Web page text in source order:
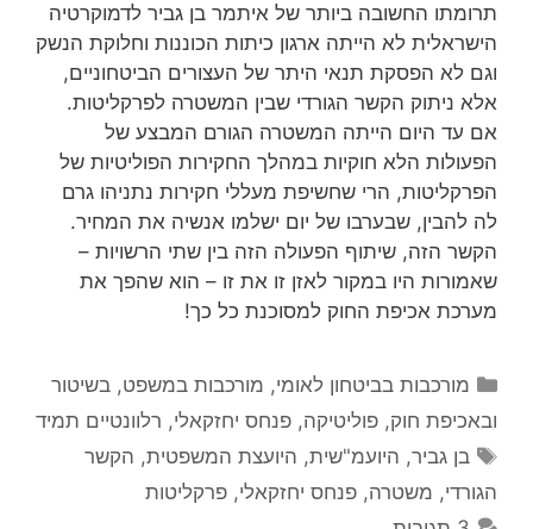
תרומתו החשובה ביותר של איתמר בן גביר לדמוקרטיה
הישראלית לא הייתה ארגון כיתות הכוננות וחלוקת הנשק
וגם לא הפסקת תנאי היתר של העצורים הביטחוניים,
אלא ניתוק הקשר הגורדי שבין המשטרה לפרקליטות.
אם עד היום הייתה המשטרה הגורם המבצע של
הפעולות הלא חוקיות במהלך החקירות הפוליטיות של
הפרקליטות, הרי שחשיפת מעללי חקירות נתניהו גרם
לה להבין, שבערבו של יום ישלמו אנשיה את המחיר.
הקשר הזה, שיתוף הפעולה הזה בין שתי הרשויות –
שאמורות היו במקור לאזן זו את זו – הוא שהפך את
מערכת אכיפת החוק למסוכנת כל כך!
קטגוריות
מורכבות בביטחון לאומי, מורכבות במשפט, בשיטור
ובאכיפת חוק, פוליטיקה, פנחס יחזקאלי, רלוונטיים תמיד
תגיות
בן גביר, היועמ"שית, היועצת המשפטית, הקשר
הגורדי, משטרה, פנחס יחזקאלי, פרקליטות